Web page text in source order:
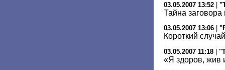
03.05.2007 13:52
Тайна
03.05.2007 13:06
Короткий
03.05.2007 11:18 |
«Я здоров, жив